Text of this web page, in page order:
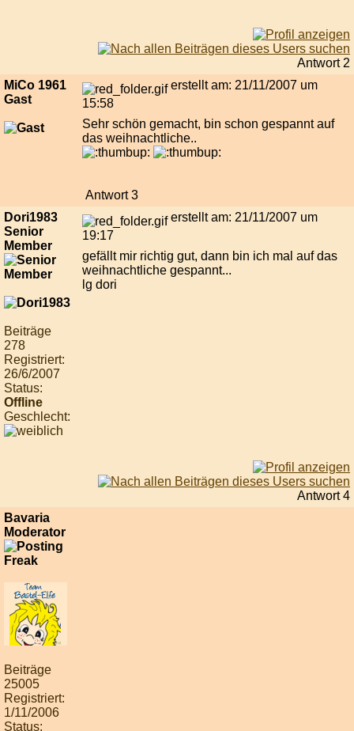
Antwort 2
MiCo 1961
Gast
erstellt am: 21/11/2007 um
15:58
Sehr schön gemacht, bin schon gespannt auf
das weihnachtliche..
Antwort 3
Dori1983
Senior
Member
Beiträge
278
Registriert:
26/6/2007
Status:
Offline
Geschlecht:
erstellt am: 21/11/2007 um
19:17
gefällt mir richtig gut, dann bin ich mal auf das
weihnachtliche gespannt...
lg dori
Antwort 4
Bavaria
Moderator
Beiträge
25005
Registriert:
1/11/2006
Status: